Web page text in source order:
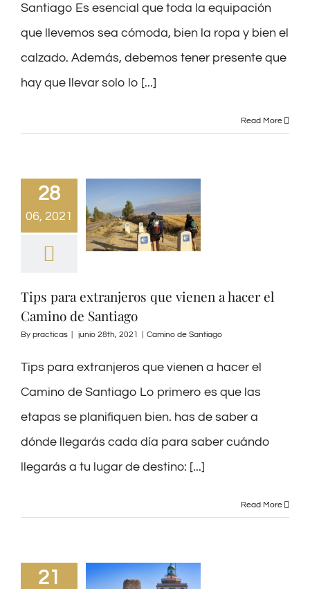
Santiago Es esencial que toda la equipación
que llevemos sea cómoda, bien la ropa y bien el
calzado. Además, debemos tener presente que
hay que llevar solo lo [...]
Read More
28
06, 2021
Tips para extranjeros que vienen a hacer el
Camino de Santiago
By practicas junio 28th, 2021 Camino de Santiago
Tips para extranjeros que vienen a hacer el
Camino de Santiago Lo primero es que las
etapas se planifiquen bien. has de saber a
dónde llegarás cada día para saber cuándo
llegarás a tu lugar de destino: [...]
Read More
21